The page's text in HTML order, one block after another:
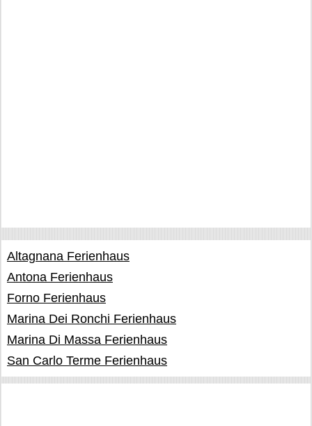
Altagnana Ferienhaus
Antona Ferienhaus
Forno Ferienhaus
Marina Dei Ronchi Ferienhaus
Marina Di Massa Ferienhaus
San Carlo Terme Ferienhaus